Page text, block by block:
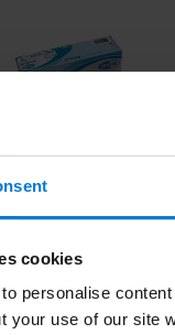
cookies
personalise
your use of our site